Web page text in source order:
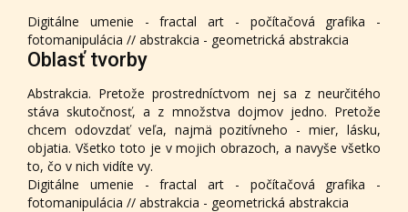
Digitálne umenie - fractal art - počítačová grafika -
fotomanipulácia // abstrakcia - geometrická abstrakcia
Oblasť tvorby
Abstrakcia. Pretože prostredníctvom nej sa z neurčitého
stáva skutočnosť, a z množstva dojmov jedno. Pretože
chcem odovzdať veľa, najmä pozitívneho - mier, lásku,
objatia. Všetko toto je v mojich obrazoch, a navyše všetko
to, čo v nich vidíte vy.
Digitálne umenie - fractal art - počítačová grafika -
fotomanipulácia // abstrakcia - geometrická abstrakcia